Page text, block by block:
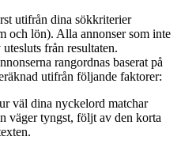
utifrån dina sökkriterier
och lön). Alla annonser som inte
från resultaten.
rangordnas baserat på
utifrån följande faktorer:
väl dina nyckelord matchar
väger tyngst, följt av den korta